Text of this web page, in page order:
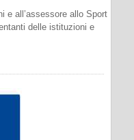
e all’assessore allo Sport
delle istituzioni e